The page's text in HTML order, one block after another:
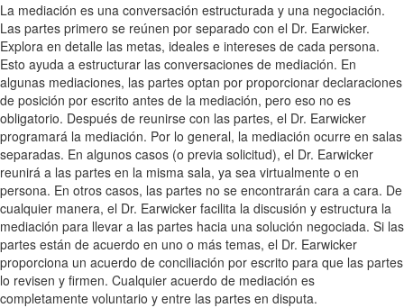
La mediación es una conversación estructurada y una negociación.
Las partes primero se reúnen por separado con el Dr. Earwicker.
Explora en detalle las metas, ideales e intereses de cada persona.
Esto ayuda a estructurar las conversaciones de mediación. En
algunas mediaciones, las partes optan por proporcionar declaraciones
de posición por escrito antes de la mediación, pero eso no es
obligatorio. Después de reunirse con las partes, el Dr. Earwicker
programará la mediación. Por lo general, la mediación ocurre en salas
separadas. En algunos casos (o previa solicitud), el Dr. Earwicker
reunirá a las partes en la misma sala, ya sea virtualmente o en
persona. En otros casos, las partes no se encontrarán cara a cara. De
cualquier manera, el Dr. Earwicker facilita la discusión y estructura la
mediación para llevar a las partes hacia una solución negociada. Si las
partes están de acuerdo en uno o más temas, el Dr. Earwicker
proporciona un acuerdo de conciliación por escrito para que las partes
lo revisen y firmen. Cualquier acuerdo de mediación es
completamente voluntario y entre las partes en disputa.